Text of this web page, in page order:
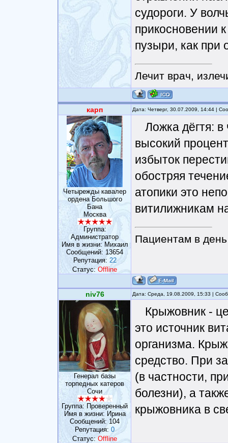
судороги. У
прикосновении
пузыри, как при
Лечит врач,
карп Дата: Четверг, 30.07.2009, 14:44 |
Четырежды кавалер
ордена Большого
Бана
Москва
Группа:
Администратор
Имя в жизни: Михаил
Сообщений: 13654
Репутация: 22
Статус:Offline
Ложка дёгтя:
высокий
избыток
обостряя
атопики это
витилижникам
Пациентам в
niv76 Дата: Среда, 19.08.2009, 15:33 |
Генерал базы
торпедных катеров
Сочи
Группа: Проверенный
Имя в жизни: Ирина
Сообщений: 104
Репутация: 0
Статус:Offline
Крыжовник -
это источник
организма.
средство. При
(в частности,
болезни), а
крыжовника в